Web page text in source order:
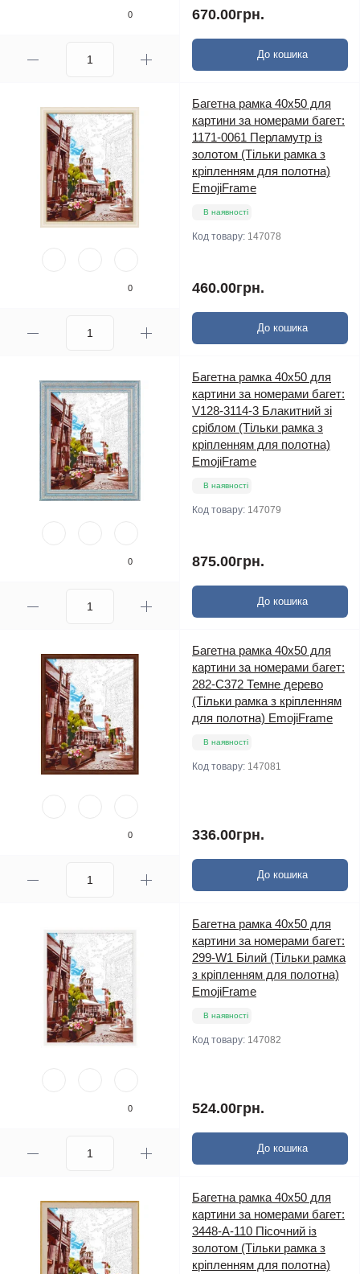
0 670.00грн.
До кошика
0
Багетна рамка 40х50 для
картини за номерами багет:
1171-0061 Перламутр iз
золотом (Тільки рамка з
кріпленням для полотна)
EmojiFrame
В наявності
Код товару: 147078
460.00грн.
До кошика
0
Багетна рамка 40х50 для
картини за номерами багет:
V128-3114-3 Блакитний зі
сріблом (Тільки рамка з
кріпленням для полотна)
EmojiFrame
В наявності
Код товару: 147079
875.00грн.
До кошика
0
Багетна рамка 40х50 для
картини за номерами багет:
282-C372 Темне дерево
(Тільки рамка з кріпленням
для полотна) EmojiFrame
В наявності
Код товару: 147081
336.00грн.
До кошика
0
Багетна рамка 40х50 для
картини за номерами багет:
299-W1 Білий (Тільки рамка
з кріпленням для полотна)
EmojiFrame
В наявності
Код товару: 147082
524.00грн.
До кошика
Багетна рамка 40х50 для
картини за номерами багет:
3448-A-110 Пісочний із
золотом (Тільки рамка з
кріпленням для полотна)